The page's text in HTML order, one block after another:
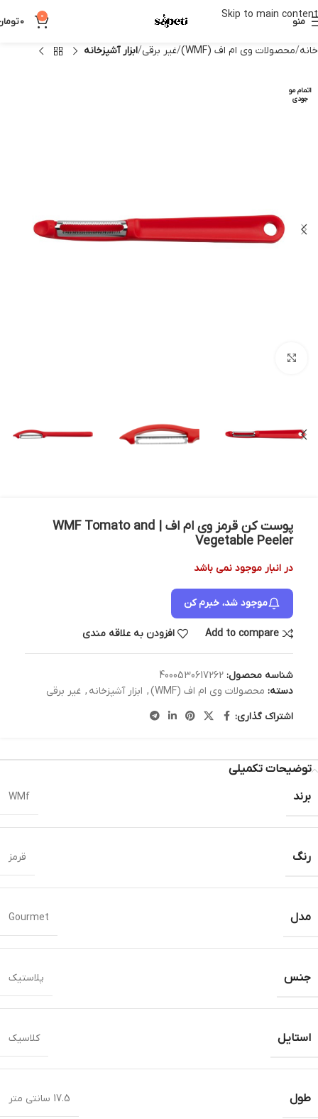
Skip to main content
منو 0
0
خانه محصولات وی ام اف (WMF) غیر برقی ابزار آشپزخانه
اتمام مو
جودی
پوست کن قرمز وی ام اف | WMF Tomato and
Vegetable Peeler
در انبار موجود نمی باشد
موجود شد، خبرم کن
Add to compare افزودن به علاقه مندی
شناسه محصول: 4000530617262
دسته: محصولات وی ام اف (WMF) , ابزار آشپزخانه , غیر برقی
اشتراک گذاری:
توضیحات تکمیلی
برند
WMf
رنگ قرمز
مدل Gourmet
جنس پلاستیک
استایل کلاسیک
طول 17.5 سانتی متر